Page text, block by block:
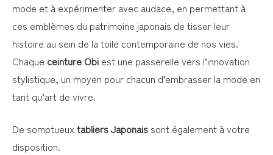
mode et à expérimenter avec audace, en permettant à
ces emblèmes du patrimoine japonais de tisser leur
histoire au sein de la toile contemporaine de nos vies.
Chaque ceinture Obi est une passerelle vers l’innovation
stylistique, un moyen pour chacun d’embrasser la mode en
tant qu’art de vivre.
De somptueuxtabliers Japonaissont également à votre
disposition.